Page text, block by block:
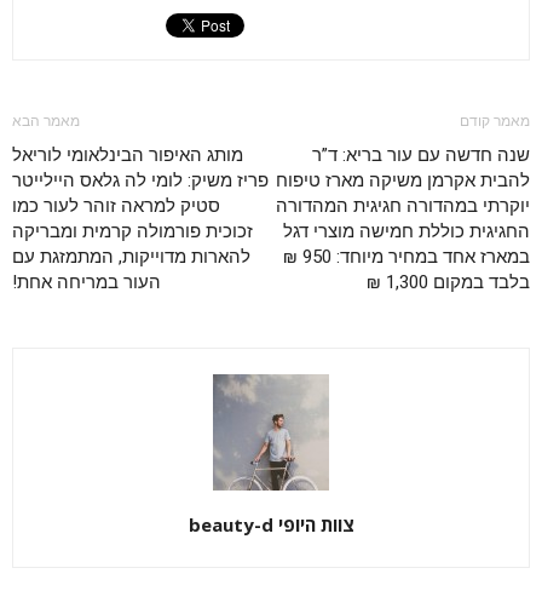
מאמר קודם
שנה חדשה עם עור בריא: ד”ר
להבית אקרמן משיקה מארז טיפוח
יוקרתי במהדורה חגיגית המהדורה
החגיגית כוללת חמישה מוצרי דגל
במארז אחד במחיר מיוחד: 950 ₪
בלבד במקום 1,300 ₪
מאמר הבא
מותג האיפור הבינלאומי לוריאל
פריז משיק: לומי לה גלאס היילייטר
סטיק למראה זוהר לעור כמו
זכוכית פורמולה קרמית ומבריקה
להארות מדוייקות, המתמזגת עם
העור במריחה אחת!
צוות היופי beauty-d